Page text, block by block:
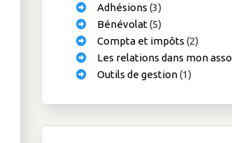
Adhésions (3)
Bénévolat(5)
Compta et impôts (2)
Les relations dans mon asso
Outils de gestion(1)